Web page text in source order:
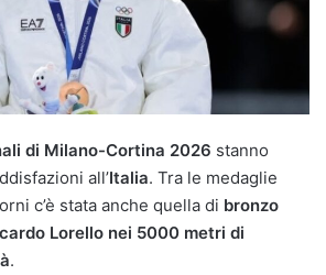
di Milano-Cortina 2026 stanno
all’Italia. Tra le medaglie
c’è stata anche quella di bronzo
Lorello nei 5000 metri di
.